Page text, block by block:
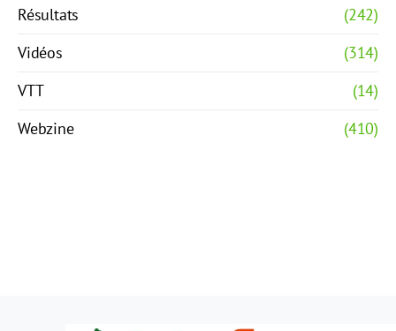
Résultats
(242)
Vidéos
(314)
VTT
(14)
Webzine
(410)